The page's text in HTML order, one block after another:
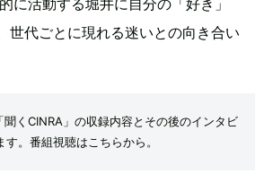
世代ごとに現れる迷いとの向き合い
聞くCINRA 」の収録内容とその後のインタビ
す。番組視聴は こちらから。